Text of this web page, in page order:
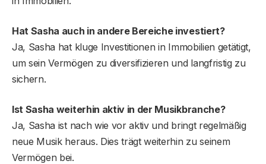
Hat Sasha auch in andere Bereiche investiert?
Ja, Sasha hat kluge Investitionen in Immobilien getätigt,
um sein Vermögen zu diversifizieren und langfristig zu
sichern.
Ist Sasha weiterhin aktiv in der Musikbranche?
Ja, Sasha ist nach wie vor aktiv und bringt regelmäßig
neue Musik heraus. Dies trägt weiterhin zu seinem
Vermögen bei.